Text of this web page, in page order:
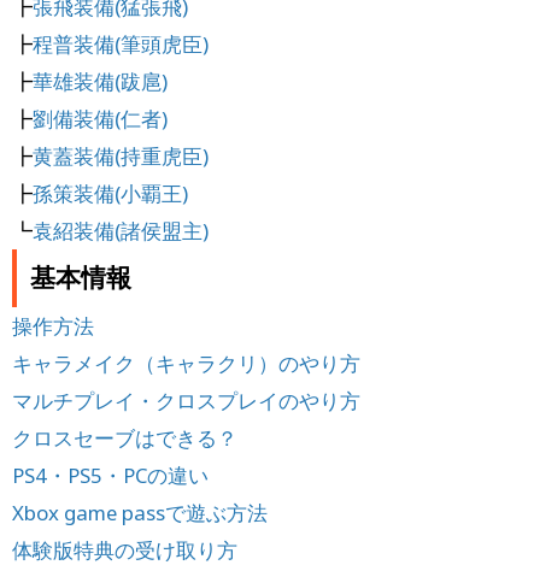
┣張飛装備(猛張飛)
┣程普装備(筆頭虎臣)
┣華雄装備(跋扈)
┣劉備装備(仁者)
┣黄蓋装備(持重虎臣)
┣孫策装備(小覇王)
┗袁紹装備(諸侯盟主)
基本情報
操作方法
キャラメイク（キャラクリ）のやり方
マルチプレイ・クロスプレイのやり方
クロスセーブはできる？
PS4・PS5・PCの違い
Xbox game passで遊ぶ方法
体験版特典の受け取り方